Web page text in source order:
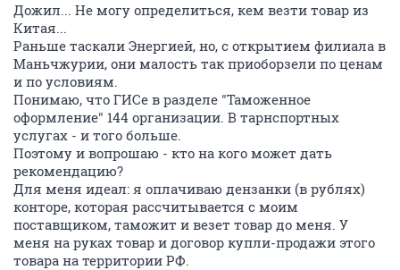
Дожил... Не могу определиться, кем везти товар из
Китая...
Раньше таскали Энергией, но, с открытием филиала в
Маньчжурии, они малость так приоборзели по ценам
и по условиям.
Понимаю, что ГИСе в разделе "Таможенное
оформление" 144 организации. В тарнспортных
услугах - и того больше.
Поэтому и вопрошаю - кто на кого может дать
рекомендацию?
Для меня идеал: я оплачиваю дензанки (в рублях)
конторе, которая рассчитывается с моим
поставщиком, таможит и везет товар до меня. У
меня на руках товар и договор купли-продажи этого
товара на территории РФ.